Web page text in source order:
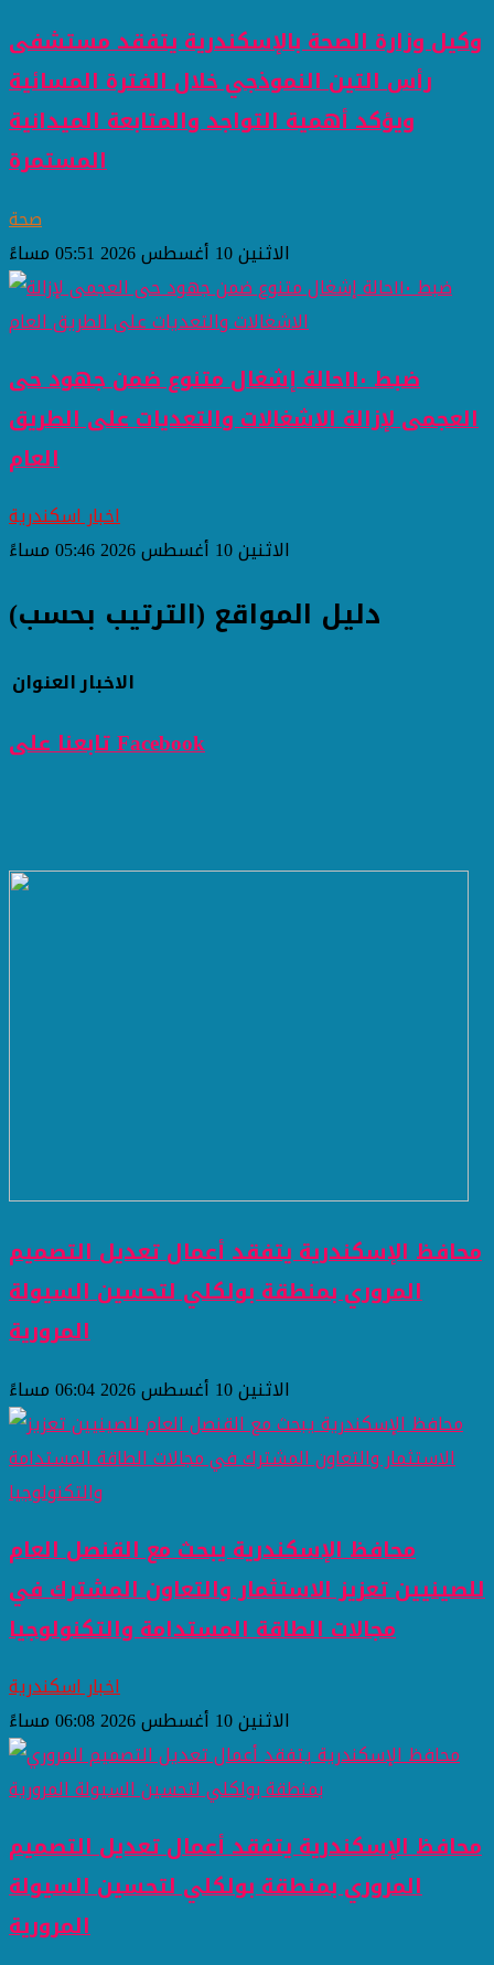
وكيل وزارة الصحة بالإسكندرية يتفقد مستشفى
رأس التين النموذجي خلال الفترة المسائية
ويؤكد أهمية التواجد والمتابعة الميدانية
المستمرة
صحة
الاثنين 10 أغسطس 2026 05:51 مساءً
ضبط ١١٠حالة إشغال متنوع ضمن جهود حى
العجمى لإزالة الاشغالات والتعديات على الطريق
العام
اخبار اسكندرية
الاثنين 10 أغسطس 2026 05:46 مساءً
دليل المواقع (الترتيب بحسب)
العنوانالاخبار
تابعنا على Facebook
محافظ الإسكندرية يتفقد أعمال تعديل التصميم
المروري بمنطقة بولكلي لتحسين السيولة
المرورية
الاثنين 10 أغسطس 2026 06:04 مساءً
محافظ الإسكندرية يبحث مع القنصل العام
للصينيين تعزيز الاستثمار والتعاون المشترك في
مجالات الطاقة المستدامة والتكنولوجيا
اخبار اسكندرية
الاثنين 10 أغسطس 2026 06:08 مساءً
محافظ الإسكندرية يتفقد أعمال تعديل التصميم
المروري بمنطقة بولكلي لتحسين السيولة
المرورية